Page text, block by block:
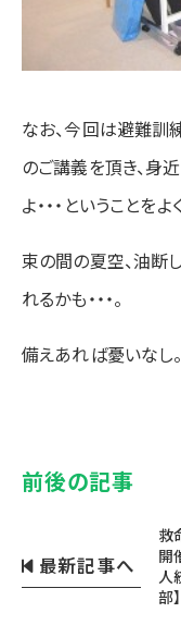
なお、今回は避難訓
のご講義を頂き、身
よ・・・ということを
束の間の夏空、油断
れるかも・・・。
備えあれば憂いなし
前後の記事
最新記事へ
救
開
人
部】